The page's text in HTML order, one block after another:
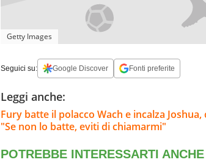
Getty Images
Seguici su: Google Discover Fonti preferite
Leggi anche:
Fury batte il polacco Wach e incalza
"Se non lo batte, eviti di chiamarmi"